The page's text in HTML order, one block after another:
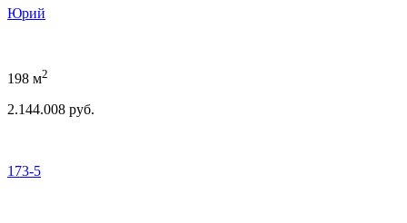
Юрий
198 м2
2.144.008 руб.
173-5